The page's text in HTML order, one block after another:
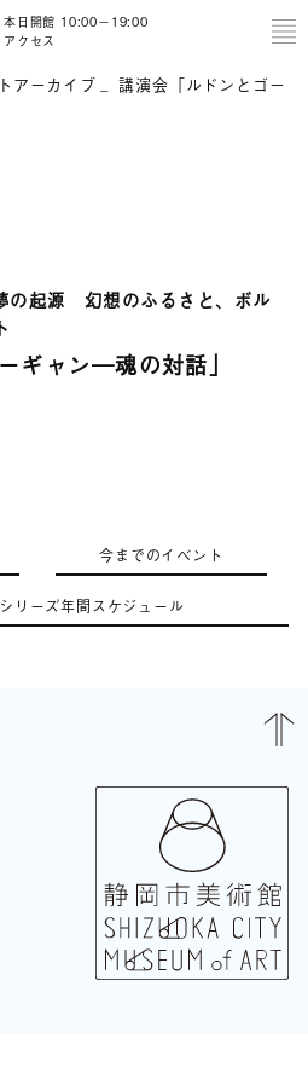
本日開館 10:00－19:00
アクセス
アーカイブ
講演会「ルドンとゴー
の起源 幻想のふるさと、ボル
ギャン―魂の対話」
今までのイベント
リーズ年間スケジュール